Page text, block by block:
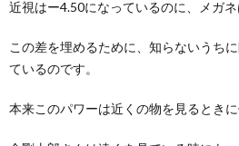
近視はー4.50になっているのに、メガネ
この差を埋めるために、知らないうち
ているのです。
本来このパワーは近くの物を見るときに